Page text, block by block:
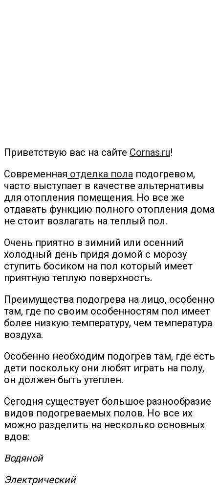
Приветствую вас на сайте Cornas.ru!
Современная отделка пола подогревом,
часто выступает в качестве альтернативы
для отопления помещения. Но все же
отдавать функцию полного отопления дома
не стоит возлагать на теплый пол.
Очень приятно в зимний или осенний
холодный день придя домой с морозу
ступить босиком на пол который имеет
приятную теплую поверхность.
Преимущества подогрева на лицо, особенно
там, где по своим особенностям пол имеет
более низкую температуру, чем температура
воздуха.
Особенно необходим подогрев там, где есть
дети поскольку они любят играть на полу,
он должен быть утеплен.
Сегодня существует большое разнообразие
видов подогреваемых полов. Но все их
можно разделить на несколько основных
вдов:
Водяной
Электрический